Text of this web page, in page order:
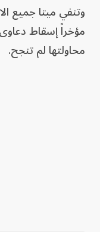
وتنفي ميتا جميع
مؤخراً إسقاط دعاوى
محاولتها لم تنجح.